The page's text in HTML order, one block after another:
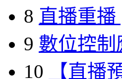
8 直播重播
9 數位控
10
【直播